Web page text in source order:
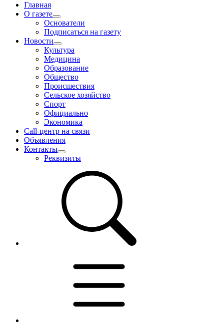
Главная
О газете
Основатели
Подписаться на газету
Новости
Культура
Медицина
Образование
Общество
Происшествия
Сельское хозяйство
Спорт
Официально
Экономика
Call-центр на связи
Объявления
Контакты
Реквизиты